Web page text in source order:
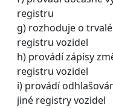
registru
g) rozhoduje o
registru vozidel
h) provádí zápisy
registru vozidel
i) provádí
jiné registry vozidel